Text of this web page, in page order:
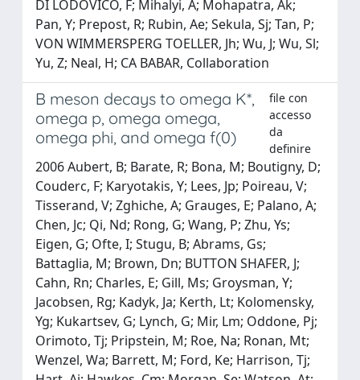
DI LODOVICO, F; Mihalyi, A; Mohapatra, Ak;
Pan, Y; Prepost, R; Rubin, Ae; Sekula, Sj; Tan, P;
VON WIMMERSPERG TOELLER, Jh; Wu, J; Wu, Sl;
Yu, Z; Neal, H; CA BABAR, Collaboration
B meson decays to omega K*,
omega p, omega omega,
omega phi, and omega f(0)
file con
accesso
da
definire
2006 Aubert, B; Barate, R; Bona, M; Boutigny, D;
Couderc, F; Karyotakis, Y; Lees, Jp; Poireau, V;
Tisserand, V; Zghiche, A; Grauges, E; Palano, A;
Chen, Jc; Qi, Nd; Rong, G; Wang, P; Zhu, Ys;
Eigen, G; Ofte, I; Stugu, B; Abrams, Gs;
Battaglia, M; Brown, Dn; BUTTON SHAFER, J;
Cahn, Rn; Charles, E; Gill, Ms; Groysman, Y;
Jacobsen, Rg; Kadyk, Ja; Kerth, Lt; Kolomensky,
Yg; Kukartsev, G; Lynch, G; Mir, Lm; Oddone, Pj;
Orimoto, Tj; Pripstein, M; Roe, Na; Ronan, Mt;
Wenzel, Wa; Barrett, M; Ford, Ke; Harrison, Tj;